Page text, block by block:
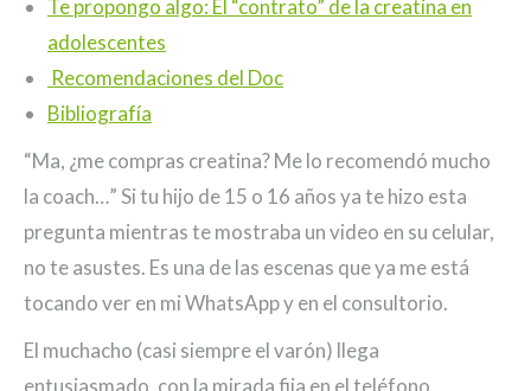
Te propongo algo: El “contrato” de la creatina en
adolescentes
Recomendaciones del Doc
Bibliografía
“Ma, ¿me compras creatina? Me lo recomendó mucho
la coach…” Si tu hijo de 15 o 16 años ya te hizo esta
pregunta mientras te mostraba un video en su celular,
no te asustes. Es una de las escenas que ya me está
tocando ver en mi WhatsApp y en el consultorio.
El muchacho (casi siempre el varón) llega
entusiasmado, con la mirada fija en el teléfono,